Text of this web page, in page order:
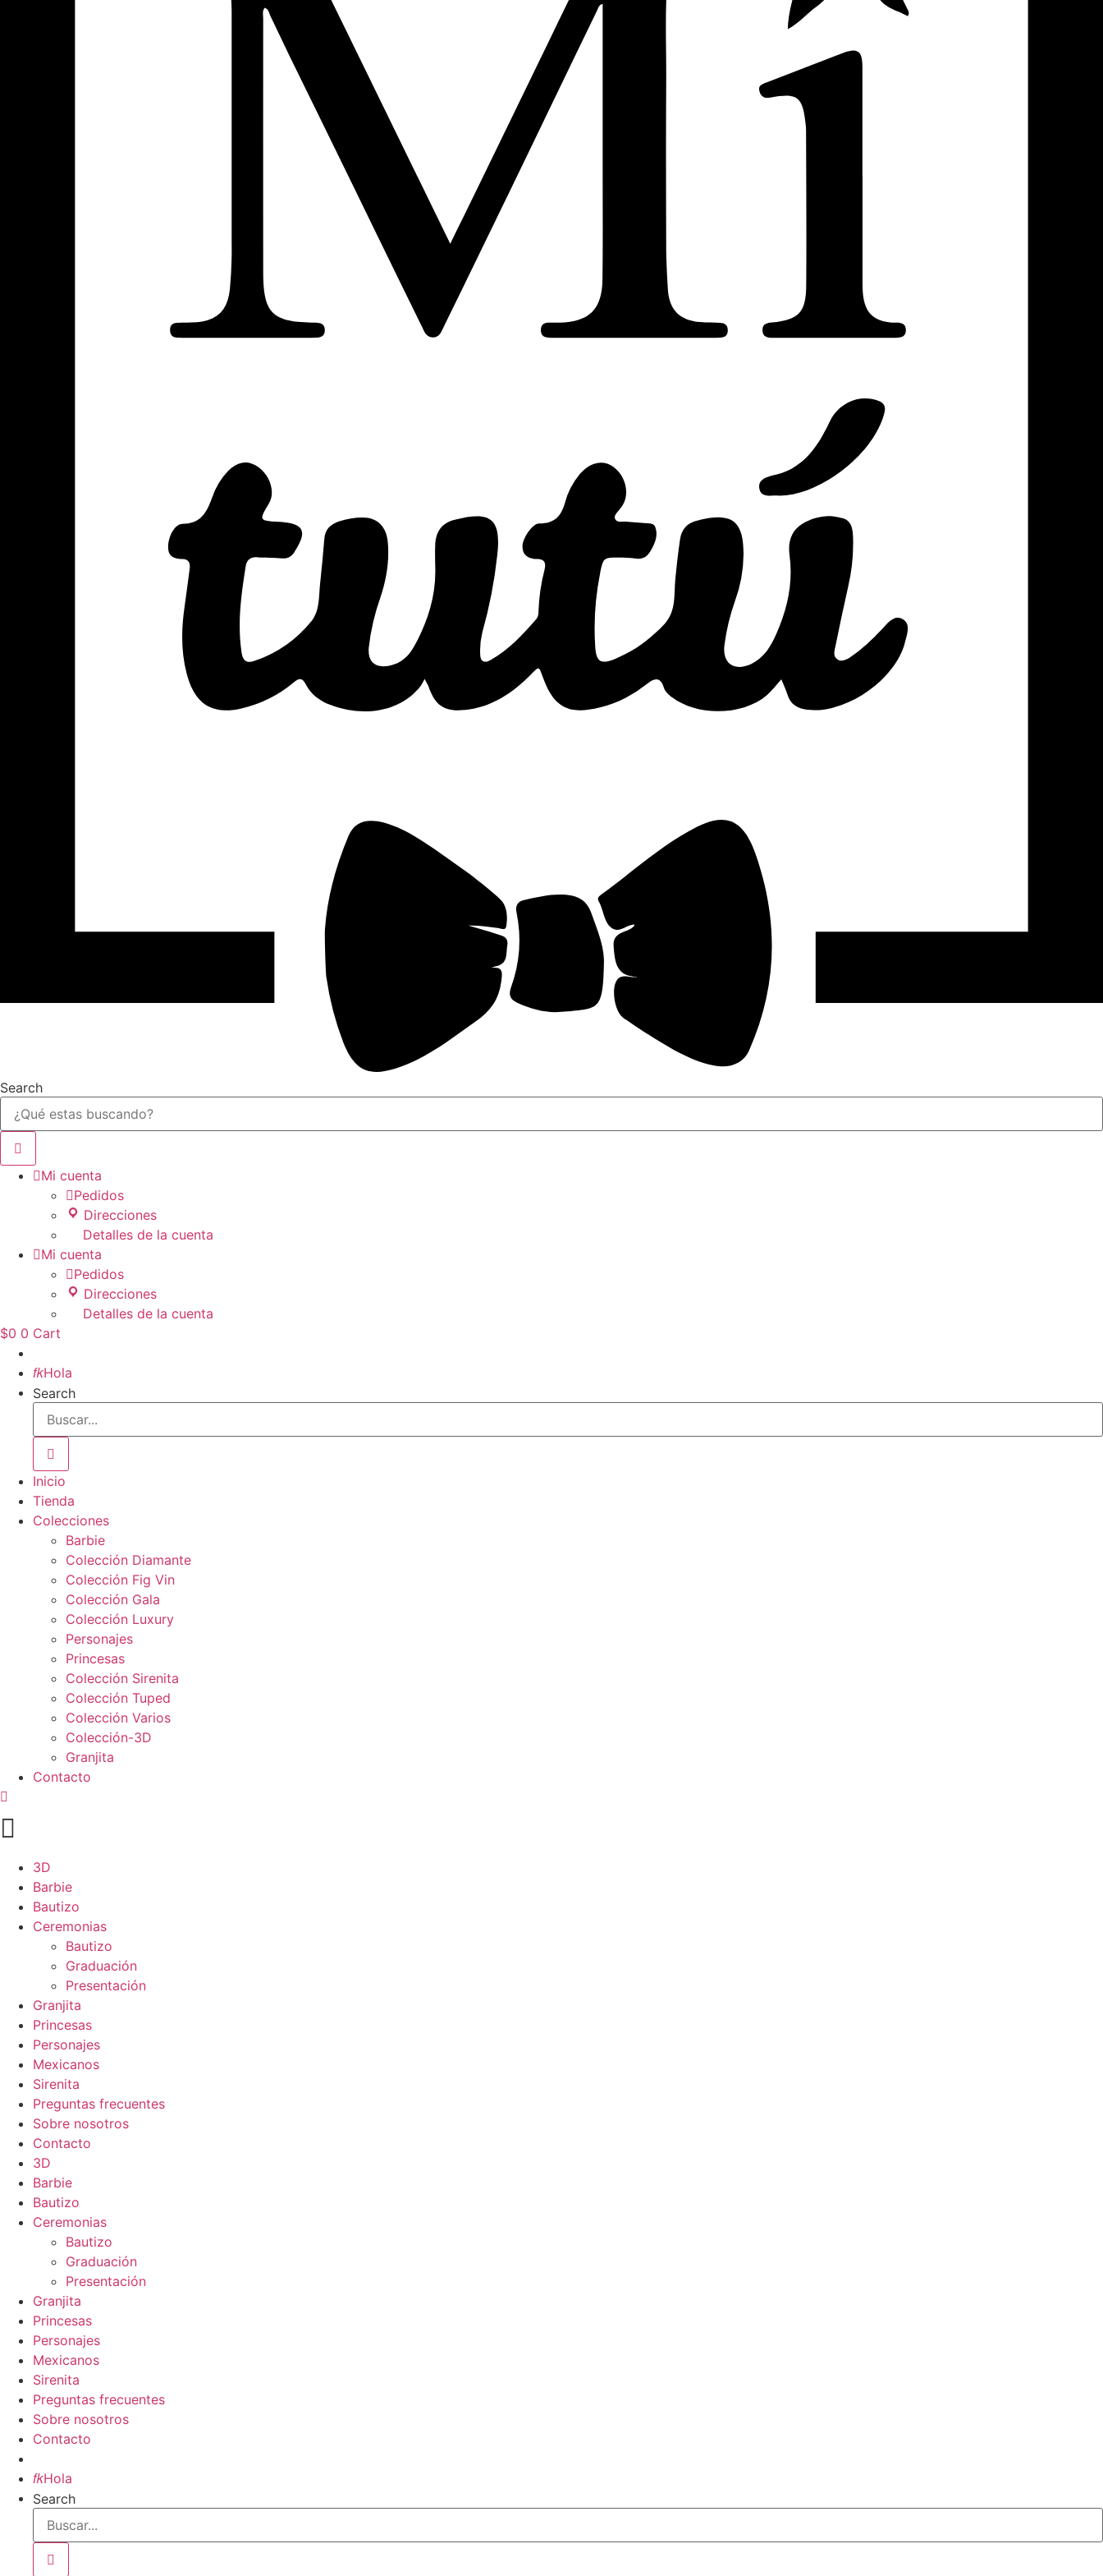
Search
Mi cuenta
Pedidos
Direcciones
Detalles de la cuenta
Mi cuenta
Pedidos
Direcciones
Detalles de la cuenta
$0 0 Cart
Hola
Search
Inicio
Tienda
Colecciones
Barbie
Colección Diamante
Colección Fig Vin
Colección Gala
Colección Luxury
Personajes
Princesas
Colección Sirenita
Colección Tuped
Colección Varios
Colección-3D
Granjita
Contacto

3D
Barbie
Bautizo
Ceremonias
Bautizo
Graduación
Presentación
Granjita
Princesas
Personajes
Mexicanos
Sirenita
Preguntas frecuentes
Sobre nosotros
Contacto
3D
Barbie
Bautizo
Ceremonias
Bautizo
Graduación
Presentación
Granjita
Princesas
Personajes
Mexicanos
Sirenita
Preguntas frecuentes
Sobre nosotros
Contacto
Hola
Search